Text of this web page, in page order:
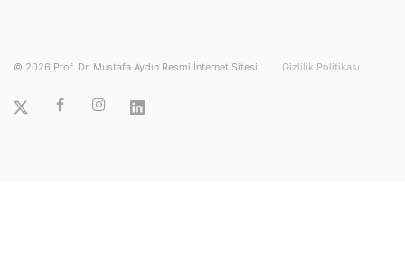
© 2026 Prof. Dr. Mustafa Aydın Resmi İnternet Sitesi. Gizlilik Politikası